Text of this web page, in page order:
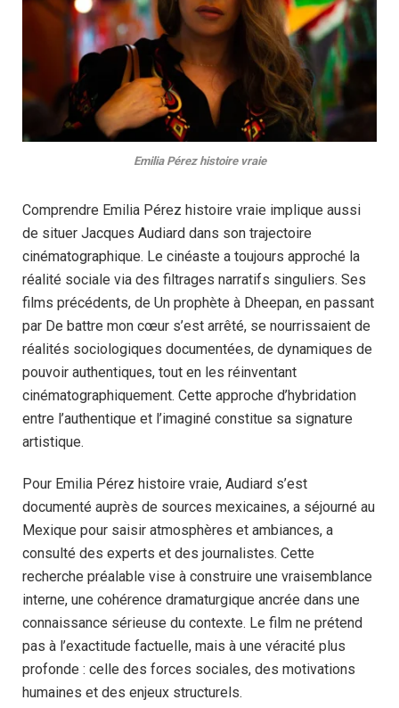
Emilia Pérez histoire vraie
Comprendre Emilia Pérez histoire vraie implique aussi
de situer Jacques Audiard dans son trajectoire
cinématographique. Le cinéaste a toujours approché la
réalité sociale via des filtrages narratifs singuliers. Ses
films précédents, de Un prophète à Dheepan, en passant
par De battre mon cœur s’est arrêté, se nourrissaient de
réalités sociologiques documentées, de dynamiques de
pouvoir authentiques, tout en les réinventant
cinématographiquement. Cette approche d’hybridation
entre l’authentique et l’imaginé constitue sa signature
artistique.
Pour Emilia Pérez histoire vraie, Audiard s’est
documenté auprès de sources mexicaines, a séjourné au
Mexique pour saisir atmosphères et ambiances, a
consulté des experts et des journalistes. Cette
recherche préalable vise à construire une vraisemblance
interne, une cohérence dramaturgique ancrée dans une
connaissance sérieuse du contexte. Le film ne prétend
pas à l’exactitude factuelle, mais à une véracité plus
profonde : celle des forces sociales, des motivations
humaines et des enjeux structurels.